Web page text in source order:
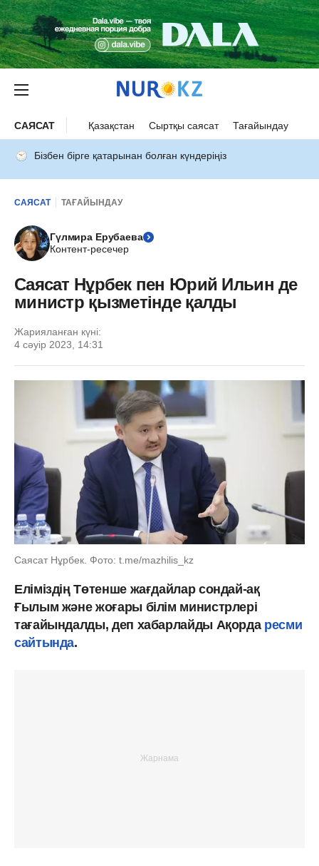
САЯСАТ Қазақстан Сыртқы саясат Тағайындау
Бізбен бірге қатарынан болған күндеріңіз
САЯСАТ ТАҒАЙЫНДАУ
Гүлмира Ерубаева
Контент-ресечер
Саясат Нұрбек пен Юрий Ильин де
министр қызметінде қалды
Жарияланған күні:
4 сәуір 2023, 14:31
Саясат Нұрбек. Фото: t.me/mazhilis_kz
Еліміздің Төтенше жағдайлар сондай-ақ
Ғылым және жоғары білім министрлері
тағайындалды, деп хабарлайды Ақорда ресми
сайтында.